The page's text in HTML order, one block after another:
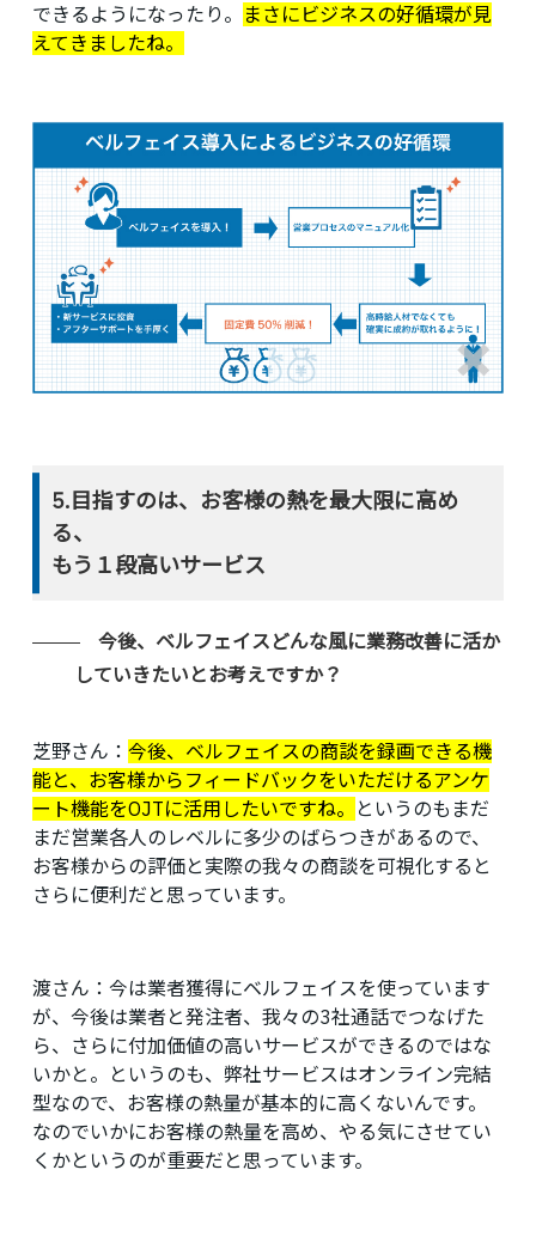
できるようになったり。
まさにビジネスの好循環が見
えてきましたね。
5.目指すのは、お客様の熱を最大限に高め
る、
もう１段高いサービス
今後、ベルフェイスどんな風に業務改善に活か
していきたいとお考えですか？
芝野さん：今後、ベルフェイスの商談を録画できる機
能と、お客様からフィードバックをいただけるアンケ
ート機能をOJTに活用したいですね。
というのもまだ
まだ営業各人のレベルに多少のばらつきがあるので、
お客様からの評価と実際の我々の商談を可視化すると
さらに便利だと思っています。
渡さん：今は業者獲得にベルフェイスを使っています
が、今後は業者と発注者、我々の3社通話でつなげた
ら、さらに付加価値の高いサービスができるのではな
いかと。というのも、弊社サービスはオンライン完結
型なので、お客様の熱量が基本的に高くないんです。
なのでいかにお客様の熱量を高め、やる気にさせてい
くかというのが重要だと思っています。